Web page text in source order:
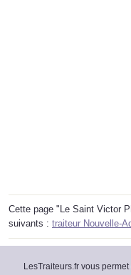
Cette page "Le Saint Victor
suivants : traiteur Nouvelle-
LesTraiteurs.fr vous